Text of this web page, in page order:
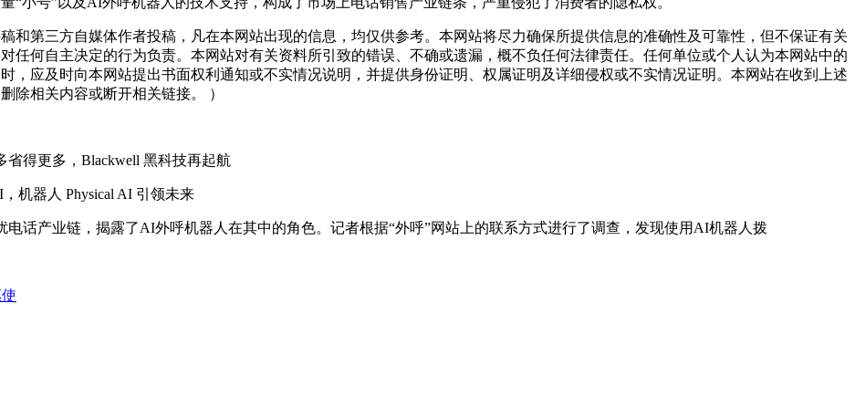
第三方自媒体作者投稿，凡在本网站出现的信息，均仅供参考。本网站将尽力确保所提供信息的准确性及可靠性，但不保证有关
任何自主决定的行为负责。本网站对有关资料所引致的错误、不确或遗漏，概不负任何法律责任。任何单位或个人认为本网站中的
，应及时向本网站提出书面权利通知或不实情况说明，并提供身份证明、权属证明及详细侵权或不实情况证明。本网站在收到上述
除相关内容或断开相关链接。 ）
得更多，Blackwell 黑科技再起航
机器人 Physical AI 引领未来
产业链，揭露了AI外呼机器人在其中的角色。记者根据“外呼”网站上的联系方式进行了调查，发现使用AI机器人拨